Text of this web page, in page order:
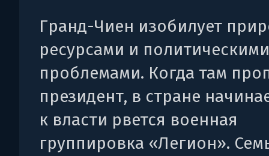
Гранд-Чиен изобилует
ресурсами и политическими
проблемами. Когда там
президент, в стране
к власти рвется военная
группировка «Легион».